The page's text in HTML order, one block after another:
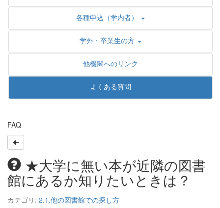
各種申込（学内者）
学外・卒業生の方
他機関へのリンク
よくある質問
FAQ
★大学に無い本が近隣の図書
館にあるか知りたいときは？
カテゴリ: 2.1.他の図書館での探し方